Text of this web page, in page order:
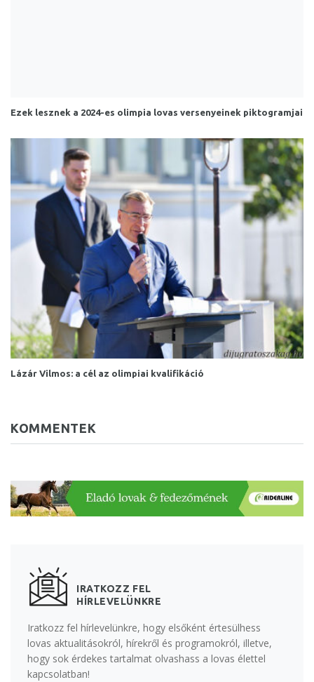
Ezek lesznek a 2024-es olimpia lovas versenyeinek piktogramjai
Lázár Vilmos: a cél az olimpiai kvalifikáció
KOMMENTEK
IRATKOZZ FEL
HÍRLEVELÜNKRE
Iratkozz fel hírlevelünkre, hogy elsőként értesülhess
lovas aktualitásokról, hírekről és programokról, illetve,
hogy sok érdekes tartalmat olvashass a lovas élettel
kapcsolatban!